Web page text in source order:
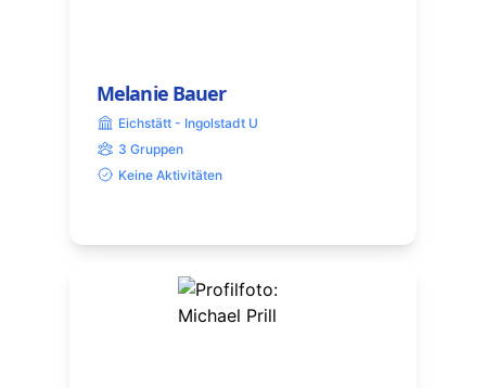
Melanie Bauer
Eichstätt - Ingolstadt U
3 Gruppen
Keine Aktivitäten